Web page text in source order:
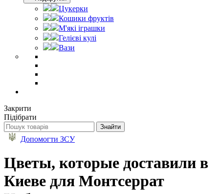
Цукерки
Кошики фруктів
М'які іграшки
Гелієві кулі
Вази
Закрити
Підібрати
Допомогти ЗСУ
Цветы, которые доставили в
Киеве для Монтсеррат